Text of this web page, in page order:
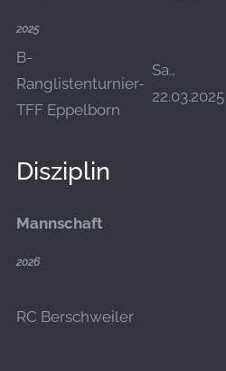
2025
B-
Ranglistenturnier-
TFF Eppelborn
Sa.,
22.03.2025
Disziplin
Mannschaft
2026
RC Berschweiler